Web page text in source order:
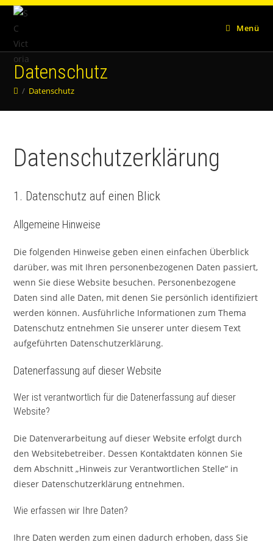
Zum
Menü
Datenschutz
/ Datenschutz
Datenschutz­erklärung
1. Datenschutz auf einen Blick
Allgemeine Hinweise
Die folgenden Hinweise geben einen einfachen Überblick
darüber, was mit Ihren personenbezogenen Daten passiert,
wenn Sie diese Website besuchen. Personenbezogene
Daten sind alle Daten, mit denen Sie persönlich identifiziert
werden können. Ausführliche Informationen zum Thema
Datenschutz entnehmen Sie unserer unter diesem Text
aufgeführten Datenschutzerklärung.
Datenerfassung auf dieser Website
Wer ist verantwortlich für die Datenerfassung auf dieser
Website?
Die Datenverarbeitung auf dieser Website erfolgt durch
den Websitebetreiber. Dessen Kontaktdaten können Sie
dem Abschnitt „Hinweis zur Verantwortlichen Stelle“ in
dieser Datenschutzerklärung entnehmen.
Wie erfassen wir Ihre Daten?
Ihre Daten werden zum einen dadurch erhoben, dass Sie